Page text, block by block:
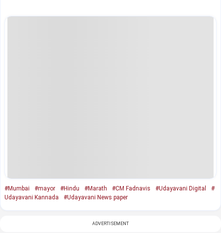
#Mumbai #mayor #Hindu #Marath #CM Fadnavis #Udayavani Digital
#
Udayavani Kannada
#Udayavani News paper
ADVERTISEMENT